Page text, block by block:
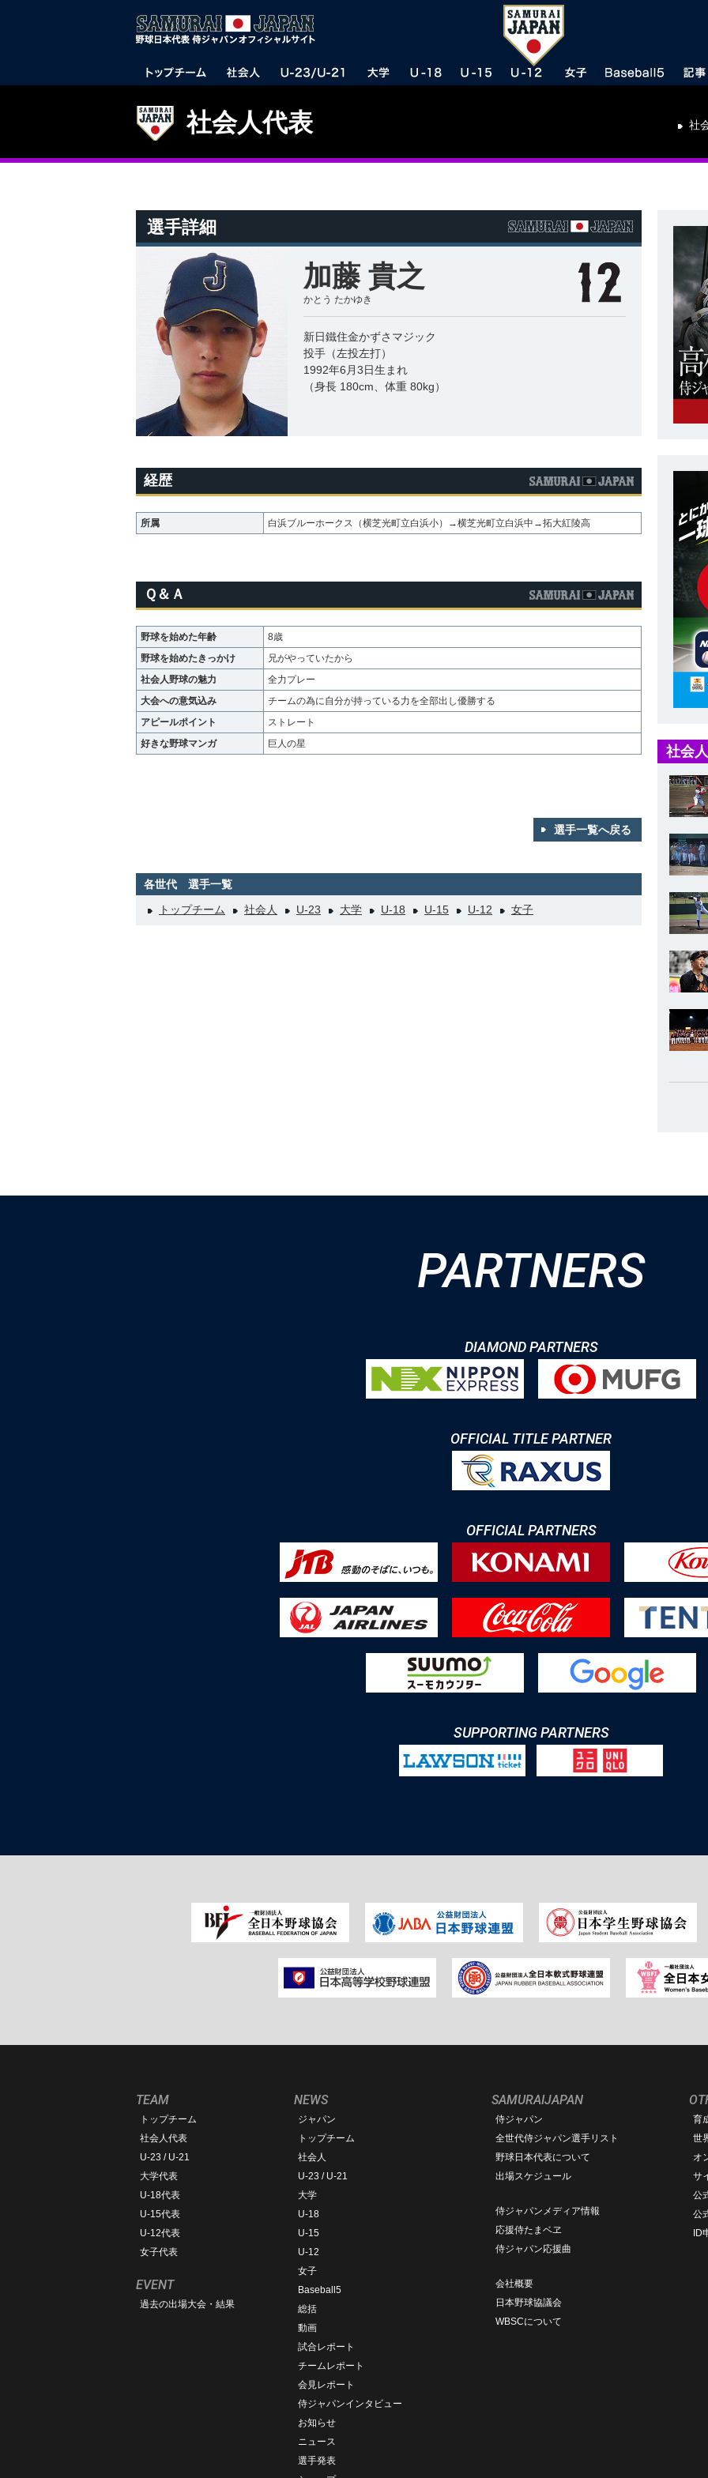
社会人代表 社
選手詳細
加藤 貴之
かとう たかゆき
新日鐵住金かずさマジック
投手（左投左打）
1992年6月3日生まれ
（身長 180cm、体重 80kg）
経歴
所属 白浜ブルーホークス（横芝光町立白浜小）→横芝光町立白浜中→拓大紅陵高
Ｑ＆Ａ
野球を始めた年齢
8歳
野球を始めたきっかけ
兄がやっていたから
社会人野球の魅力
全力プレー
大会への意気込み
チームの為に自分が持っている力を全部出し優勝する
アピールポイント
ストレート
好きな野球マンガ
巨人の星
選手一覧へ戻る
各世代 選手一覧
トップチーム
社会人 U-23 大学 U-18 U-15 U-12 女子
社会
PARTNERS
DIAMOND PARTNERS
OFFICIAL TITLE PARTNER
OFFICIAL PARTNERS
SUPPORTING PARTNERS
TEAM
トップチーム
社会人代表
U-23 / U-21
大学代表
U-18代表
U-15代表
U-12代表
女子代表
EVENT
過去の出場大会・結果
NEWS
ジャパン
トップチーム
社会人
U-23 / U-21
大学
U-18
U-15
U-12
女子
Baseball5
総括
動画
試合レポート
チームレポート
会見レポート
侍ジャパンインタビュー
お知らせ
ニュース
選手発表
SAMURAIJAPAN
侍ジャパン
全世代侍ジャパン選手リスト
野球日本代表について
出場スケジュール
侍ジャパンメディア情報
応援侍たまベヱ
侍ジャパン応援曲
会社概要
日本野球協議会
WBSCについて
育
世
オ
サ
公
公
ID